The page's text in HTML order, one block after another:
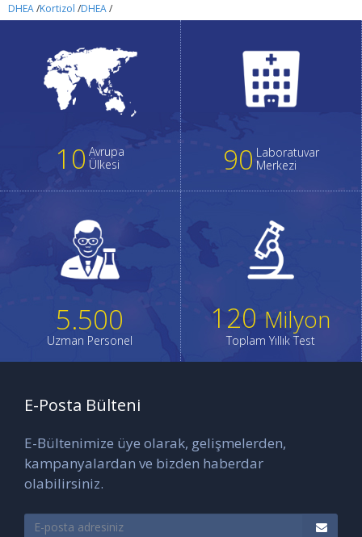
DHEA/Kortizol /DHEA/
10 Avrupa
Ülkesi
90 Laboratuvar
Merkezi
5.500
Uzman Personel
120 Milyon
Toplam Yıllık Test
E-Posta Bülteni
E-Bültenimize üye olarak, gelişmelerden,
kampanyalardan ve bizden haberdar
olabilirsiniz.